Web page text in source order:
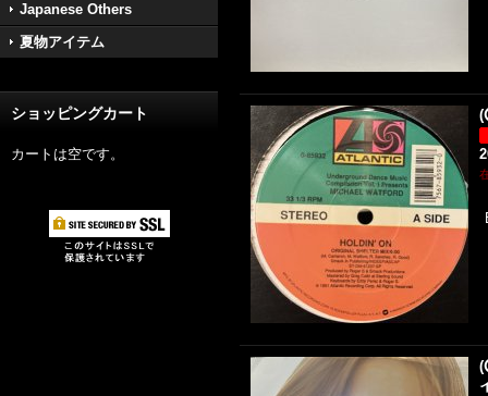
Japanese Others
夏物アイテム
ショッピングカート
カートは空です。